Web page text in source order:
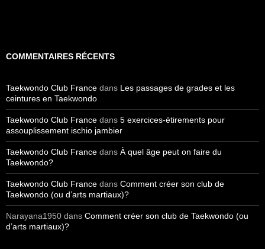
COMMENTAIRES RÉCENTS
Taekwondo Club France dans Les passages de grades et les
ceintures en Taekwondo
Taekwondo Club France dans 5 exercices-étirements pour
assouplissement ischio jambier
Taekwondo Club France dans À quel âge peut on faire du
Taekwondo?
Taekwondo Club France dans Comment créer son club de
Taekwondo (ou d’arts martiaux)?
Narayana1950 dans Comment créer son club de Taekwondo (ou
d’arts martiaux)?